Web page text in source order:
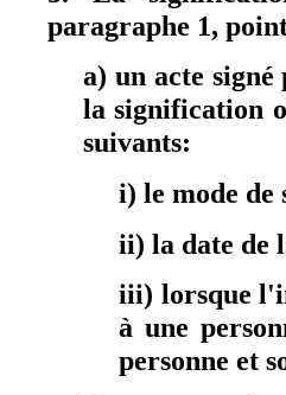
paragraphe 1,
a) un acte
la signification
suivants:
i) le mode
ii) la date de
iii) lorsque
à une
personne et